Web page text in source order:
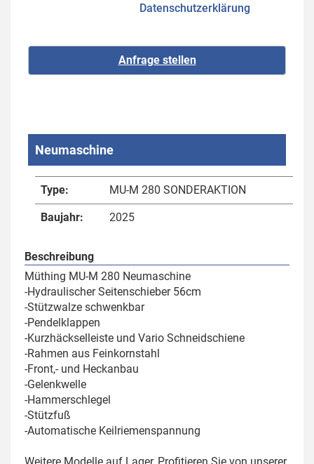
Datenschutzerklärung
Neumaschine
Type: MU-M 280 SONDERAKTION
Baujahr: 2025
Beschreibung
Müthing MU-M 280 Neumaschine
-Hydraulischer Seitenschieber 56cm
-Stützwalze schwenkbar
-Pendelklappen
-Kurzhäckselleiste und Vario Schneidschiene
-Rahmen aus Feinkornstahl
-Front,- und Heckanbau
-Gelenkwelle
-Hammerschlegel
-Stützfuß
-Automatische Keilriemenspannung
Weitere Modelle auf Lager, Profitieren Sie von unserer